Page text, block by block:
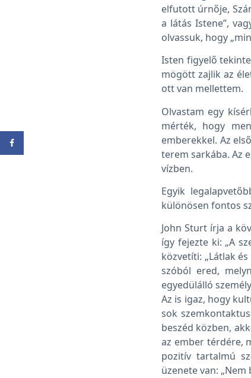
elfutott úrnője,
a látás Istene”,
olvassuk, hogy
Isten figyelő
mögött zajlik az
ott van mellettem.
Olvastam egy
mérték, hogy
emberekkel. Az
terem sarkába. Az
vízben.
Egyik
különösen fontos
John Sturt írja a
így fejezte ki: „A
közvetíti: „Látlak
szóból ered,
egyedülálló
Az is igaz, hogy
sok
beszéd közben,
az ember térdére,
pozitív tartalmú
üzenete van: